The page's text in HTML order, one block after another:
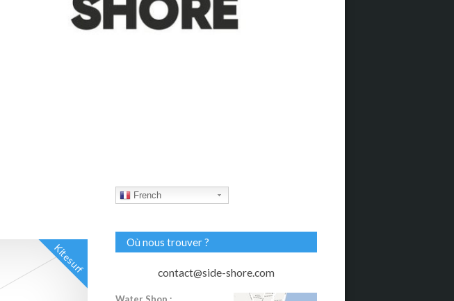
Kitesurf
French
Où nous trouver ?
contact@side-shore.com